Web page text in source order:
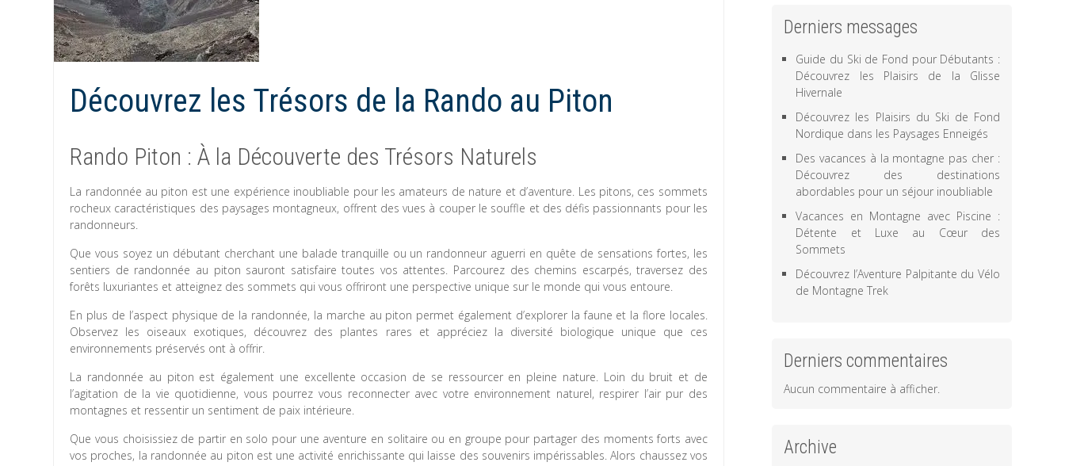
Découvrez les Trésors de la Rando au Piton
Rando Piton : À la Découverte des Trésors Naturels
La randonnée au piton est une expérience inoubliable pour les amateurs de nature et d’aventure. Les pitons, ces sommets
rocheux caractéristiques des paysages montagneux, offrent des vues à couper le souffle et des défis passionnants pour les
randonneurs.
Que vous soyez un débutant cherchant une balade tranquille ou un randonneur aguerri en quête de sensations fortes, les
sentiers de randonnée au piton sauront satisfaire toutes vos attentes. Parcourez des chemins escarpés, traversez des
forêts luxuriantes et atteignez des sommets qui vous offriront une perspective unique sur le monde qui vous entoure.
En plus de l’aspect physique de la randonnée, la marche au piton permet également d’explorer la faune et la flore locales.
Observez les oiseaux exotiques, découvrez des plantes rares et appréciez la diversité biologique unique que ces
environnements préservés ont à offrir.
La randonnée au piton est également une excellente occasion de se ressourcer en pleine nature. Loin du bruit et de
l’agitation de la vie quotidienne, vous pourrez vous reconnecter avec votre environnement naturel, respirer l’air pur des
montagnes et ressentir un sentiment de paix intérieure.
Que vous choisissiez de partir en solo pour une aventure en solitaire ou en groupe pour partager des moments forts avec
vos proches, la randonnée au piton est une activité enrichissante qui laisse des souvenirs impérissables. Alors chaussez vos
Derniers messages
Guide du Ski de Fond pour Débutants :
Découvrez les Plaisirs de la Glisse
Hivernale
Découvrez les Plaisirs du Ski de Fond
Nordique dans les Paysages Enneigés
Des vacances à la montagne pas cher :
Découvrez des destinations
abordables pour un séjour inoubliable
Vacances en Montagne avec Piscine :
Détente et Luxe au Cœur des
Sommets
Découvrez l’Aventure Palpitante du Vélo
de Montagne Trek
Derniers commentaires
Aucun commentaire à afficher.
Archive